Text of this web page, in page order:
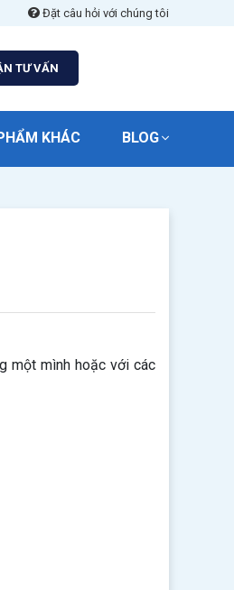
Đặt câu hỏi với chúng tôi
TƯ VẤN
KHÁC BLOG
một mình hoặc với các